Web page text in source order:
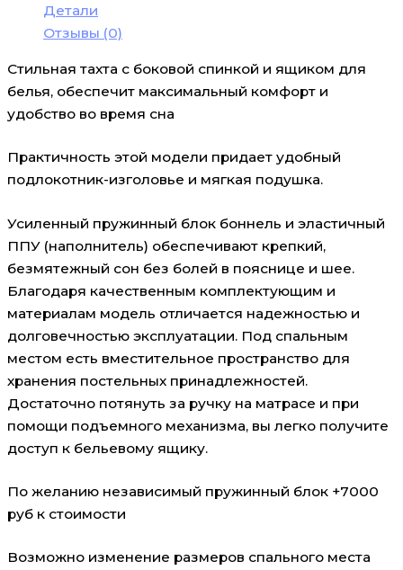
Детали
Отзывы (0)
Стильная тахта с боковой спинкой и ящиком для
белья, обеспечит максимальный комфорт и
удобство во время сна
Практичность этой модели придает удобный
подлокотник-изголовье и мягкая подушка.
Усиленный пружинный блок боннель и эластичный
ППУ (наполнитель) обеспечивают крепкий,
безмятежный сон без болей в пояснице и шее.
Благодаря качественным комплектующим и
материалам модель отличается надежностью и
долговечностью эксплуатации. Под спальным
местом есть вместительное пространство для
хранения постельных принадлежностей.
Достаточно потянуть за ручку на матрасе и при
помощи подъемного механизма, вы легко получите
доступ к бельевому ящику.
По желанию независимый пружинный блок +7000
руб к стоимости
Возможно изменение размеров спального места